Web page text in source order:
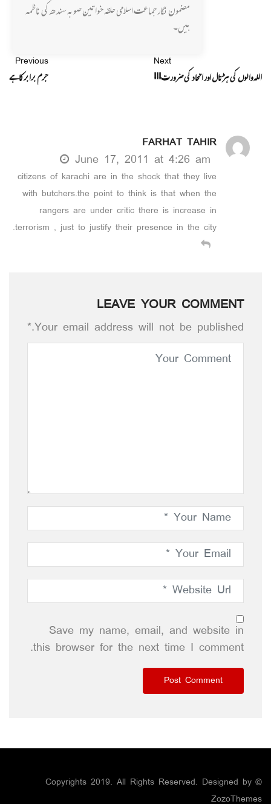
مضمون نگار جماعت اسلامی حلقہ خواتین صوبہ سندھ کی ناظمہ
ہیں۔
Previous
جرم برابرکاہے
Next
اللہ والوں کی ہڑتال اور اتحاد کی ضرورت!!!
FARHAT TAHIR
June 17, 2011 at 4:26 am
citizens of karachi are in the shock that they live
with butchers.the point to think is that when the
rangers are under critic there is increase in
terrorism , just to justify their presence in the city.
LEAVE YOUR COMMENT
Your email address will not be published.*
Save my name, email, and website in
this browser for the next time I comment.
© Copyrights 2019. All Rights Reserved. Designed by
ZozoThemes